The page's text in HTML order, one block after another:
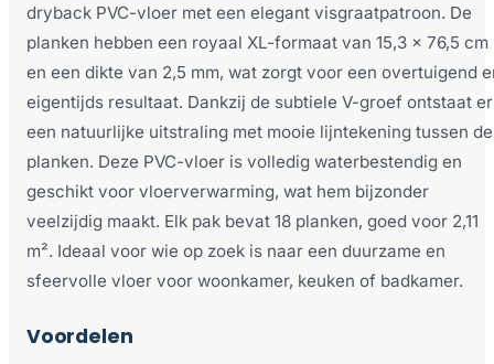
dryback PVC-vloer met een elegant visgraatpatroon. De
planken hebben een royaal XL-formaat van 15,3 x 76,5 cm
en een dikte van 2,5 mm, wat zorgt voor een overtuigend
eigentijds resultaat. Dankzij de subtiele V-groef ontstaat er
een natuurlijke uitstraling met mooie lijntekening tussen de
planken. Deze PVC-vloer is volledig waterbestendig en
geschikt voor vloerverwarming, wat hem bijzonder
veelzijdig maakt. Elk pak bevat 18 planken, goed voor 2,11
m². Ideaal voor wie op zoek is naar een duurzame en
sfeervolle vloer voor woonkamer, keuken of badkamer.
Voordelen